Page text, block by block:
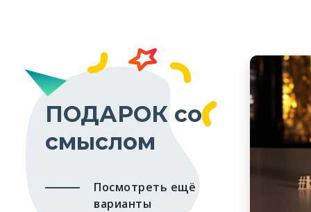
ПОДАРОК со
смыслом
Посмотреть ещё
варианты